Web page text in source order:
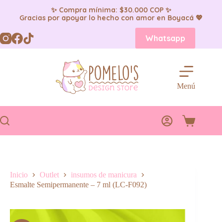
✨ Compra mínima: $30.000 COP ✨
Gracias por apoyar lo hecho con amor en Boyacá 💖
Saltar
al
contenido
Whatsapp
Menú
Carro
Inicio Outlet
insumos de manicura
Esmalte Semipermanente – 7 ml (LC-F092)